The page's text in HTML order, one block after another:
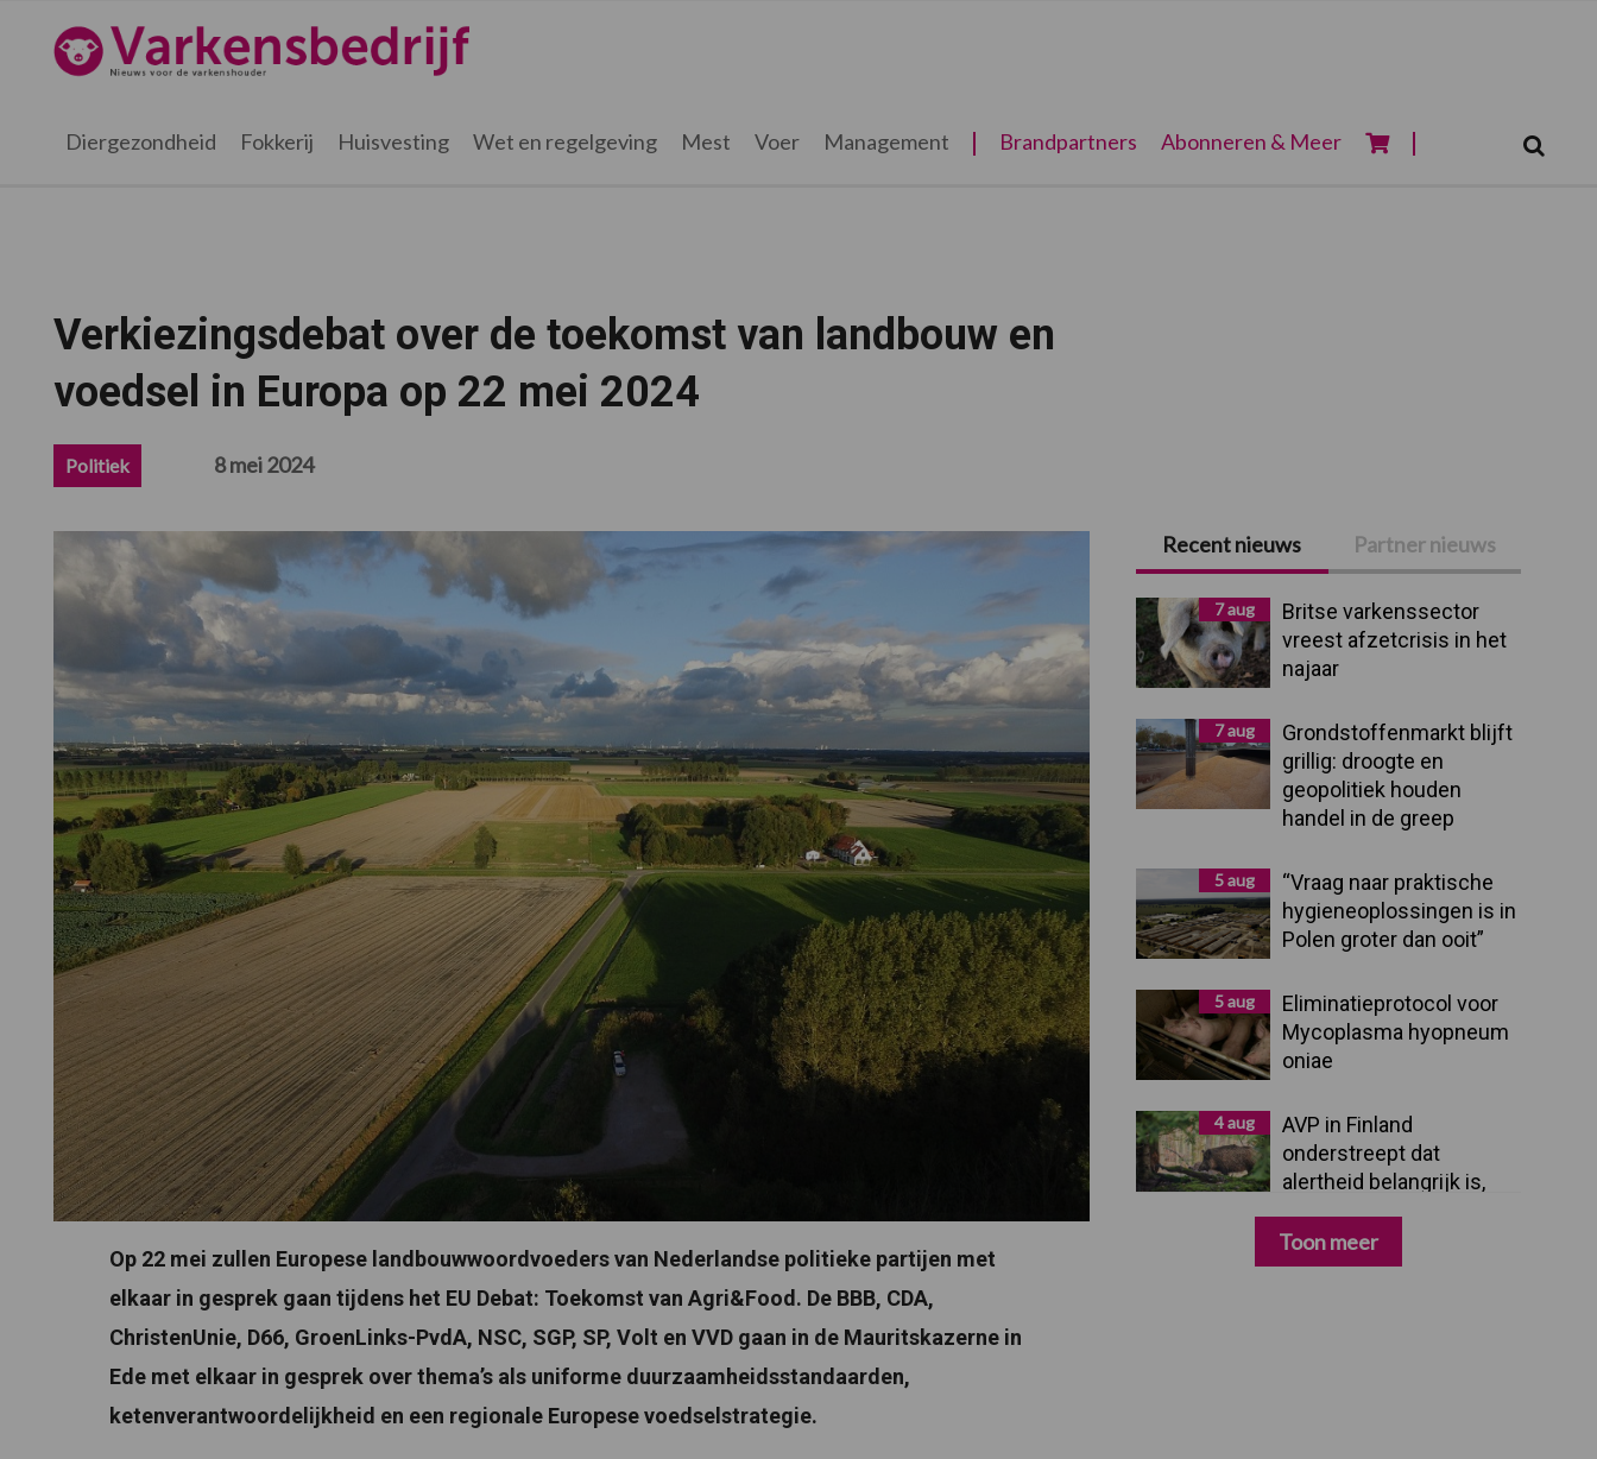
hoofdnavigatie
hoofd
eerste
voettekst
Varkensbedrijf.nl
Diergezondheid Fokkerij Huisvesting Wet en regelgeving Mest Voer Management Brandpartners Abonneren & Meer
Verkiezingsdebat over de toekomst van landbouw en
voedsel in Europa op 22 mei 2024
Politiek 8 mei 2024
Op 22 mei zullen Europese landbouwwoordvoeders van Nederlandse politieke partijen met
elkaar in gesprek gaan tijdens het EU Debat: Toekomst van Agri&Food. De BBB, CDA,
ChristenUnie, D66, GroenLinks-PvdA, NSC, SGP, SP, Volt en VVD gaan in de Mauritskazerne in
Ede met elkaar in gesprek over thema’s als uniforme duurzaamheidsstandaarden,
ketenverantwoordelijkheid en een regionale Europese voedselstrategie.
Primaire
Sidebar
Recent nieuws Partner nieuws
7 aug
Britse varkenssector
vreest afzetcrisis in het
najaar
7 aug
Grondstoffenmarkt blijft
grillig: droogte en
geopolitiek houden
handel in de greep
5 aug
“Vraag naar praktische
hygieneoplossingen is in
Polen groter dan ooit”
5 aug
Eliminatieprotocol voor
Mycoplasma hyopneum
oniae
4 aug
AVP in Finland
onderstreept dat
alertheid belangrijk is,
zeker nu
Toon meer